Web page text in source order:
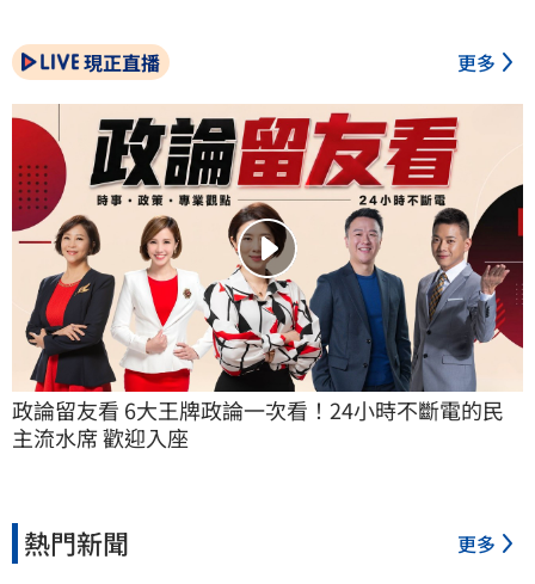
現正直播 更多
政論留友看 6大王牌政論一次看！24小時不斷電的民
主流水席 歡迎入座
熱門新聞 更多